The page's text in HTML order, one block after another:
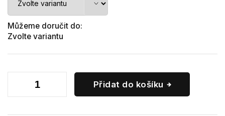
Můžeme doručit do:
Zvolte variantu
Přidat do košíku